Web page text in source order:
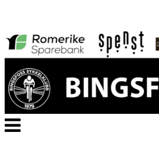
Veksle
navigasjon